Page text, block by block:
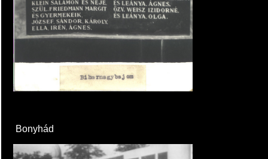
Bonyhád